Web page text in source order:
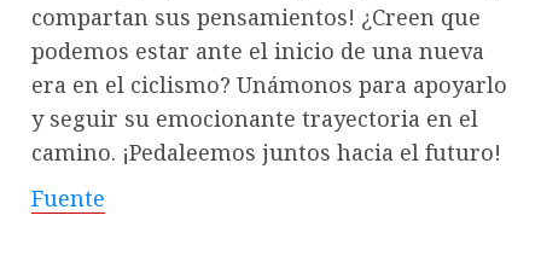
compartan sus pensamientos! ¿Creen que
podemos estar ante el inicio de una nueva
era en el ciclismo? Unámonos para apoyarlo
y seguir su emocionante trayectoria en el
camino. ¡Pedaleemos juntos hacia el futuro!
Fuente